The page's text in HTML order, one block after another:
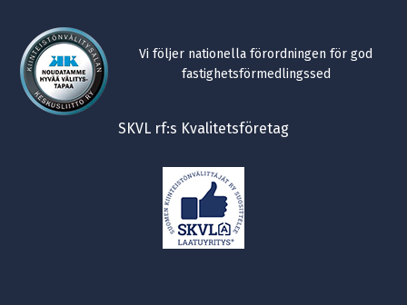
Vi följer nationella förordningen för god
fastighetsförmedlingssed
SKVL rf:s Kvalitetsföretag